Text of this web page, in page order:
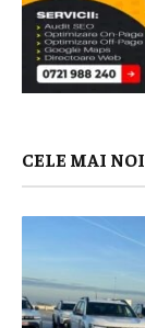
CELE MAI NOI